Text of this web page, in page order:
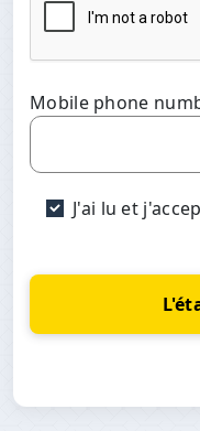
Mobile phone
J'ai lu et